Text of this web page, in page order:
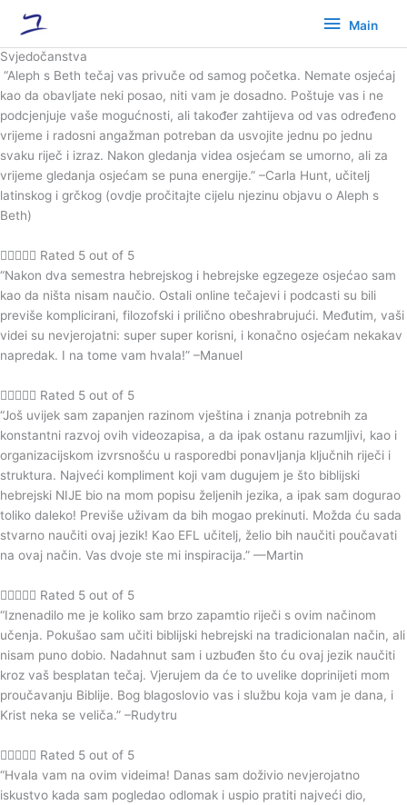
content
Main
Main
Svjedočanstva
“Aleph s Beth tečaj vas privuče od samog početka. Nemate osjećaj
kao da obavljate neki posao, niti vam je dosadno. Poštuje vas i ne
podcjenjuje vaše mogućnosti, ali također zahtijeva od vas određeno
vrijeme i radosni angažman potreban da usvojite jednu po jednu
svaku riječ i izraz. Nakon gledanja videa osjećam se umorno, ali za
vrijeme gledanja osjećam se puna energije.” –Carla Hunt, učitelj
latinskog i grčkog (ovdje pročitajte cijelu njezinu objavu o Aleph s
Beth)
 Rated 5 out of 5
“Nakon dva semestra hebrejskog i hebrejske egzegeze osjećao sam
kao da ništa nisam naučio. Ostali online tečajevi i podcasti su bili
previše komplicirani, filozofski i prilično obeshrabrujući. Međutim, vaši
videi su nevjerojatni: super super korisni, i konačno osjećam nekakav
napredak. I na tome vam hvala!” –Manuel
 Rated 5 out of 5
“Još uvijek sam zapanjen razinom vještina i znanja potrebnih za
konstantni razvoj ovih videozapisa, a da ipak ostanu razumljivi, kao i
organizacijskom izvrsnošću u rasporedbi ponavljanja ključnih riječi i
struktura. Najveći kompliment koji vam dugujem je što biblijski
hebrejski NIJE bio na mom popisu željenih jezika, a ipak sam dogurao
toliko daleko! Previše uživam da bih mogao prekinuti. Možda ću sada
stvarno naučiti ovaj jezik! Kao EFL učitelj, želio bih naučiti poučavati
na ovaj način. Vas dvoje ste mi inspiracija.” —Martin
 Rated 5 out of 5
“Iznenadilo me je koliko sam brzo zapamtio riječi s ovim načinom
učenja. Pokušao sam učiti biblijski hebrejski na tradicionalan način, ali
nisam puno dobio. Nadahnut sam i uzbuđen što ću ovaj jezik naučiti
kroz vaš besplatan tečaj. Vjerujem da će to uvelike doprinijeti mom
proučavanju Biblije. Bog blagoslovio vas i službu koja vam je dana, i
Krist neka se veliča.” –Rudytru
 Rated 5 out of 5
“Hvala vam na ovim videima! Danas sam doživio nevjerojatno
iskustvo kada sam pogledao odlomak i uspio pratiti najveći dio,